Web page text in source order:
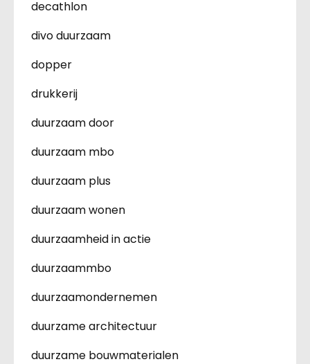
decathlon
divo duurzaam
dopper
drukkerij
duurzaam door
duurzaam mbo
duurzaam plus
duurzaam wonen
duurzaamheid in actie
duurzaammbo
duurzaamondernemen
duurzame architectuur
duurzame bouwmaterialen